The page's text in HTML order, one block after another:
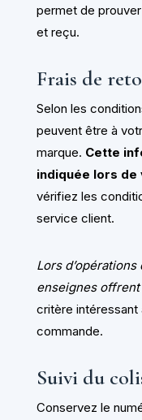
permet de
et reçu.
Frais de
Selon les
peuvent être à
marque. Cette
indiquée lors de
vérifiez les
service client.
Lors
enseignes
critère intéressant
commande.
Suivi du
Conservez le